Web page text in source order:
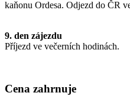
kaňonu Ordesa. Odjezd do ČR
9. den zájezdu
Příjezd ve večerních hodinách.
Cena zahrnuje